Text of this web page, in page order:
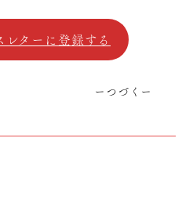
レターに登録する
ーつづくー